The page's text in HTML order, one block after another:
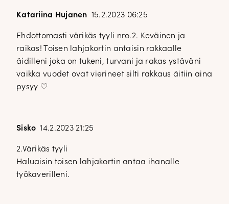
Katariina Hujanen 15.2.2023 06:25
Ehdottomasti värikäs tyyli nro.2. Keväinen ja
raikas! Toisen lahjakortin antaisin rakkaalle
äidilleni joka on tukeni, turvani ja rakas ystäväni
vaikka vuodet ovat vierineet silti rakkaus äitiin aina
pysyy ♡
Sisko 14.2.2023 21:25
2.Värikäs tyyli
Haluaisin toisen lahjakortin antaa ihanalle
työkaverilleni.